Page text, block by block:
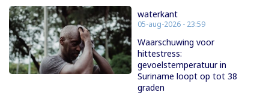
waterkant
05-aug-2026 - 23:59
Waarschuwing voor
hittestress:
gevoelstemperatuur in
Suriname loopt op tot 38
graden